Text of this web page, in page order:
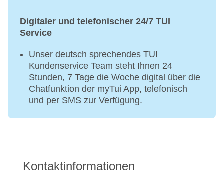
Digitaler und telefonischer 24/7 TUI
Service
Unser deutsch sprechendes TUI
Kundenservice Team steht Ihnen 24
Stunden, 7 Tage die Woche digital über die
Chatfunktion der myTui App, telefonisch
und per SMS zur Verfügung.
Kontaktinformationen